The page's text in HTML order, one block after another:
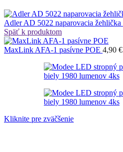
Adler AD 5022 naparovacia žehlička
Späť k produktom
MaxLink AFA-1 pasívne POE 4,90 €
Kliknite pre zväčšenie